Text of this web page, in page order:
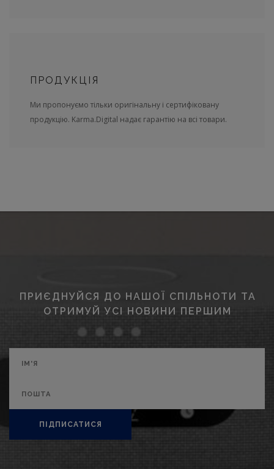
ПРОДУКЦІЯ
Ми пропонуємо тільки оригінальну і сертифіковану
продукцію. Karma.Digital надає гарантію на всі товари.
ПРИЄДНУЙСЯ ДО НАШОЇ СПІЛЬНОТИ ТА
ОТРИМУЙ УСІ НОВИНИ ПЕРШИМ
ПІДПИСАТИСЯ